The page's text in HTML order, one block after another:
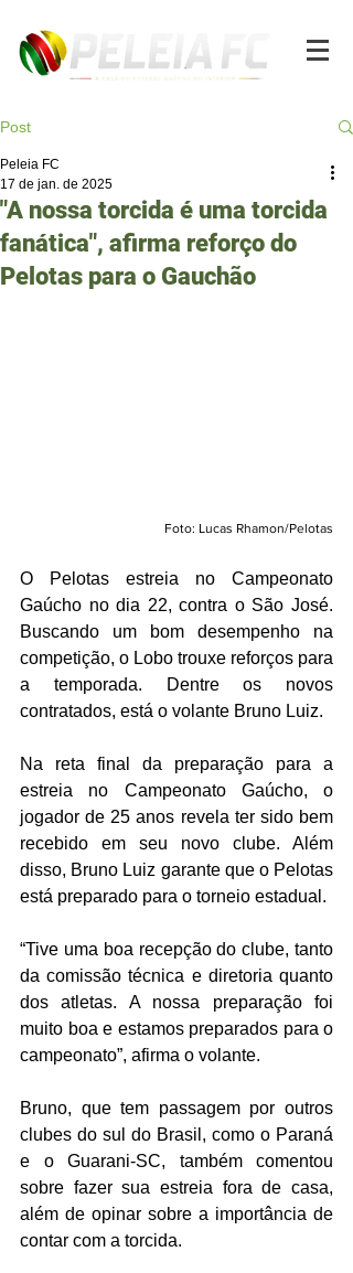
Post
"A nossa torcida é uma torcida
fanática", afirma reforço do
Pelotas para o Gauchão
Peleia FC
17 de jan. de 2025
Foto: Lucas Rhamon/Pelotas
O Pelotas estreia no Campeonato
Gaúcho no dia 22, contra o São José.
Buscando um bom desempenho na
competição, o Lobo trouxe reforços para
a temporada. Dentre os novos
contratados, está o volante Bruno Luiz.
Na reta final da preparação para a
estreia no Campeonato Gaúcho, o
jogador de 25 anos revela ter sido bem
recebido em seu novo clube. Além
disso, Bruno Luiz garante que o Pelotas
está preparado para o torneio estadual.
“Tive uma boa recepção do clube, tanto
da comissão técnica e diretoria quanto
dos atletas. A nossa preparação foi
muito boa e estamos preparados para o
campeonato”, afirma o volante.
Bruno, que tem passagem por outros
clubes do sul do Brasil, como o Paraná
e o Guarani-SC, também comentou
sobre fazer sua estreia fora de casa,
além de opinar sobre a importância de
contar com a torcida.